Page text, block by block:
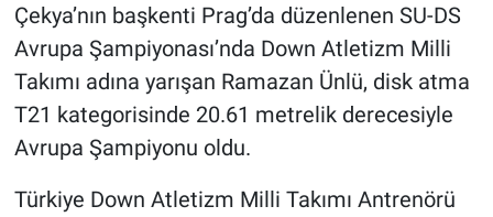
Çekya’nın başkenti Prag’da düzenlenen SU-DS
Avrupa Şampiyonası’nda Down Atletizm Milli
Takımı adına yarışan Ramazan Ünlü, disk atma
T21 kategorisinde 20.61 metrelik derecesiyle
Avrupa Şampiyonu oldu.
Türkiye Down Atletizm Milli Takımı Antrenörü
Kültür - Sanat
Politika
Magazin
Çevre